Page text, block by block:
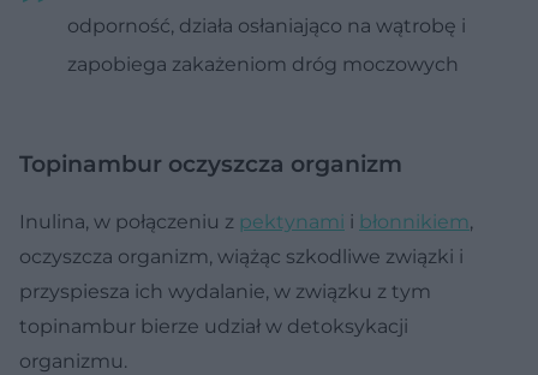
odporność, działa osłaniająco na wątrobę i
zapobiega zakażeniom dróg moczowych
Topinambur oczyszcza organizm
Inulina, w połączeniu z pektynami i błonnikiem,
oczyszcza organizm, wiążąc szkodliwe związki i
przyspiesza ich wydalanie, w związku z tym
topinambur bierze udział w detoksykacji
organizmu.